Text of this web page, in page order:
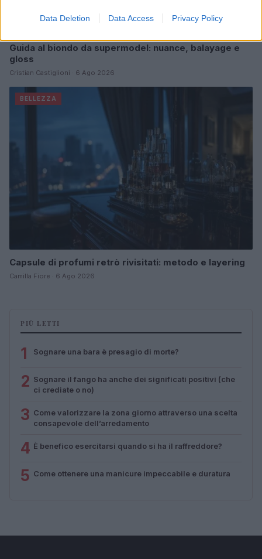
Data Deletion Data Access Privacy Policy
Guida al biondo da supermodel: nuance, balayage e
gloss
Cristian Castiglioni · 6 Ago 2026
BELLEZZA
Capsule di profumi retrò rivisitati: metodo e layering
Camilla Fiore · 6 Ago 2026
PIÙ LETTI
1 Sognare una bara è presagio di morte?
2 Sognare il fango ha anche dei significati positivi (che
ci crediate o no)
3 Come valorizzare la zona giorno attraverso una scelta
consapevole dell’arredamento
4 È benefico esercitarsi quando si ha il raffreddore?
5 Come ottenere una manicure impeccabile e duratura